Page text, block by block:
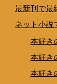
最新刊で最
ネット小説
本好き
本好き
本好き